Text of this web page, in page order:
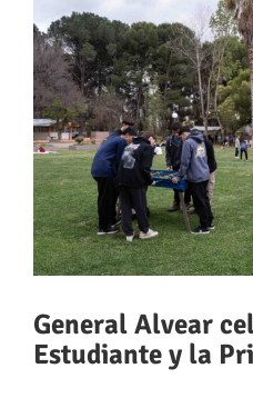
imagen
más
grande
General Alvear
Estudiante y la